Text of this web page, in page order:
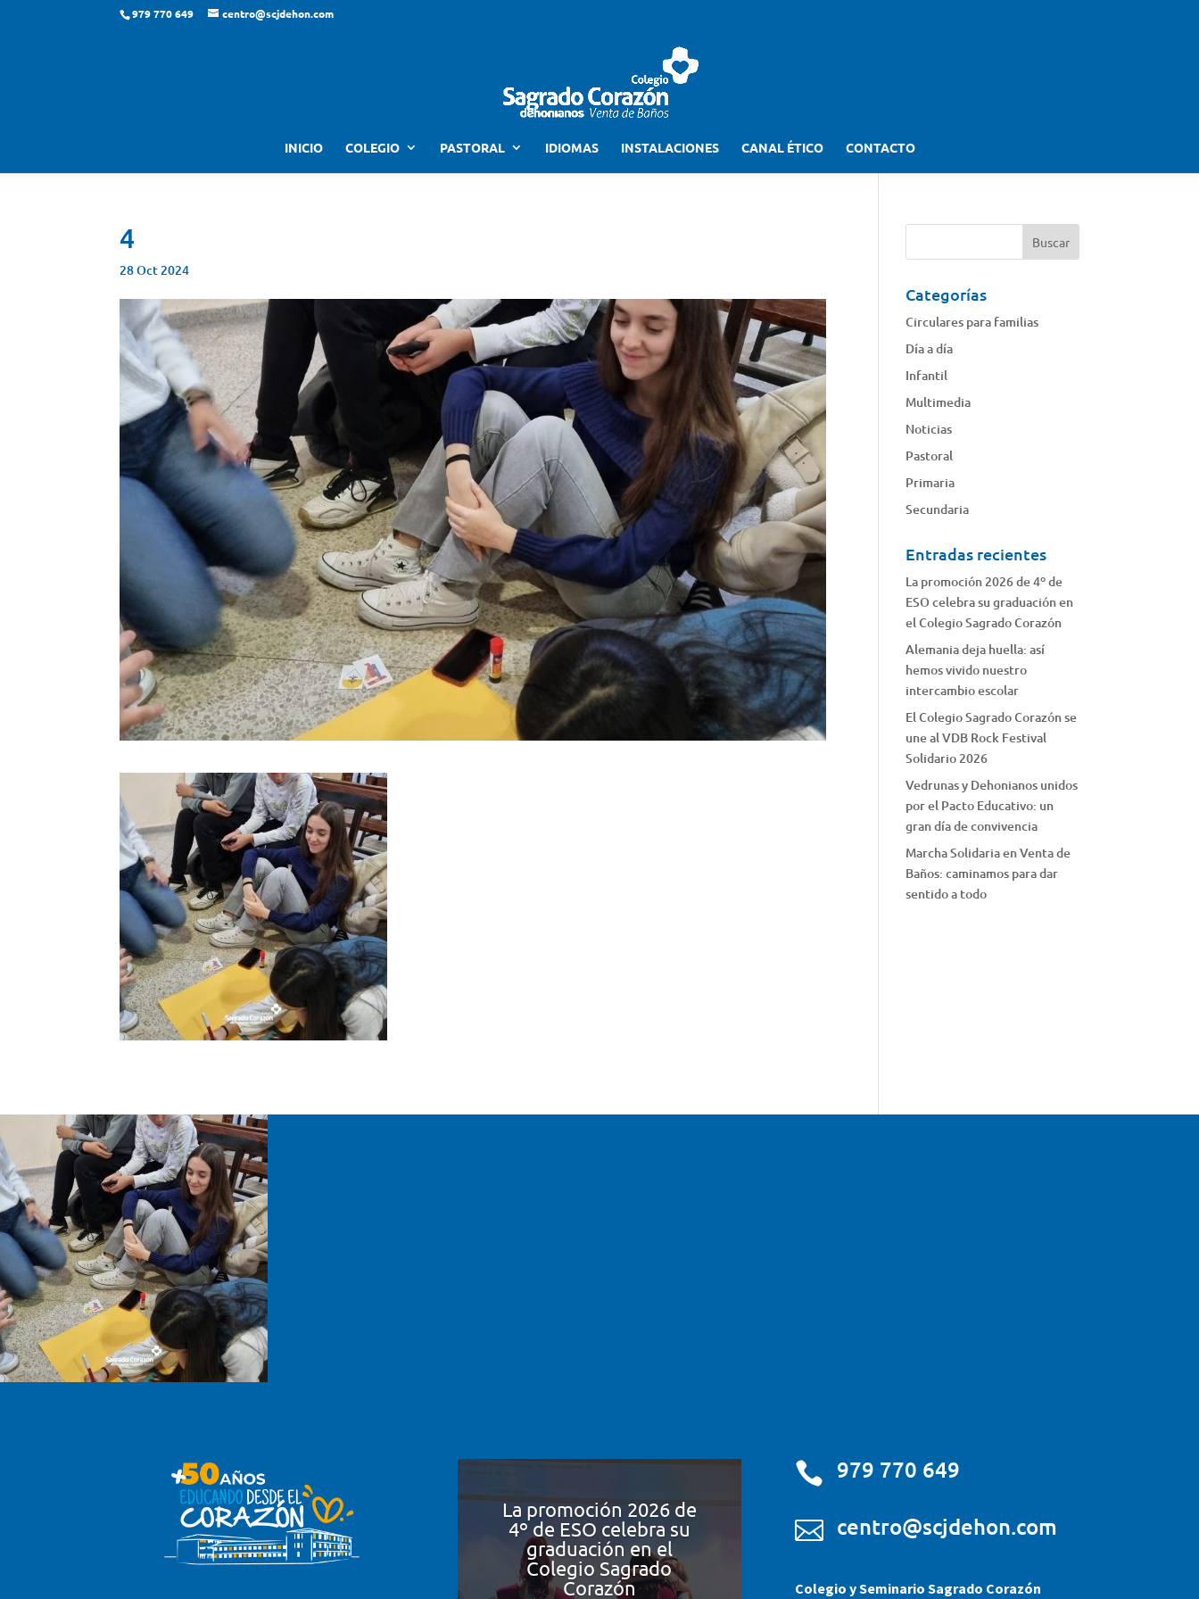
979 770 649 centro@scjdehon.com
INICIO COLEGIO PASTORAL IDIOMAS INSTALACIONES CANAL ÉTICO CONTACTO
4
28 Oct 2024
Categorías
Circulares para familias
Día a día
Infantil
Multimedia
Noticias
Pastoral
Primaria
Secundaria
Entradas recientes
La promoción 2026 de 4º de
ESO celebra su graduación en
el Colegio Sagrado Corazón
Alemania deja huella: así
hemos vivido nuestro
intercambio escolar
El Colegio Sagrado Corazón se
une al VDB Rock Festival
Solidario 2026
Vedrunas y Dehonianos unidos
por el Pacto Educativo: un
gran día de convivencia
Marcha Solidaria en Venta de
Baños: caminamos para dar
sentido a todo
La promoción 2026 de
4º de ESO celebra su
graduación en el
Colegio Sagrado
Corazón
 979 770 649
 centro@scjdehon.com
Colegio y Seminario Sagrado Corazón